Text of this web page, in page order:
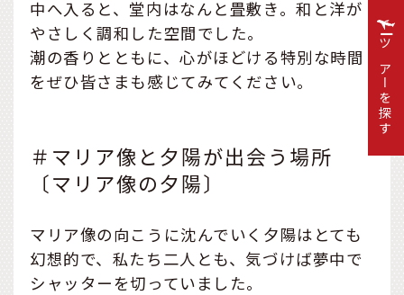
中へ入ると、堂内はなんと畳敷き。和と洋が
やさしく調和した空間でした。
潮の香りとともに、心がほどける特別な時間
をぜひ皆さまも感じてみてください。
＃マリア像と夕陽が出会う場所
〔マリア像の夕陽〕
マリア像の向こうに沈んでいく夕陽はとても
幻想的で、私たち二人とも、気づけば夢中で
シャッターを切っていました。
ツアーを探す